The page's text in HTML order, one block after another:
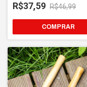
R$37,59 R$46,99
COMPRAR